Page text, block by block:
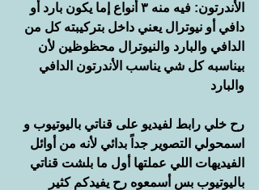
الأندرتون: فيه منه ٣ أنواع إما يكون بارد أو
دافي أو نيوترال يعني داخل بتركيبته كل من
الدافي والبارد والنيوترال محظوظين لأن
بيناسبه كل شي يناسب الأندرتون الدافي
والبارد
رح خلي رابط لفيديو على قناتي باليوتيوب و
اسمحولي التصوير جداً بدائي لأنه من أوائل
الفيديهات اللي عملتها أول ما بلشت قناتي
باليوتيوب بس أسمعوه رح يفيدكم كثير